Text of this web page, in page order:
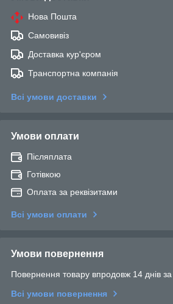
Нова Пошта
Самовивіз
Доставка кур'єром
Транспортна компанія
Всі умови доставки
Умови оплати
Післяплата
Готівкою
Оплата за реквізитами
Всі умови оплати
Умови повернення
Повернення товару впродовж 14 днів
Всі умови повернення